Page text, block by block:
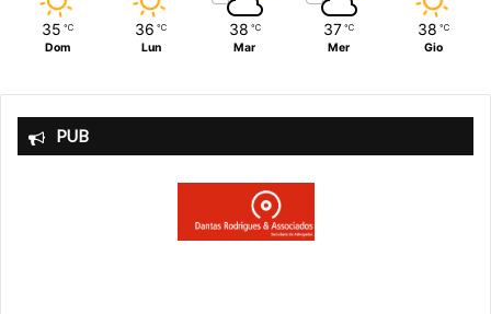
35 ℃
Dom
36 ℃
Lun
38 ℃
Mar
37 ℃
Mer
38 ℃
Gio
PUB